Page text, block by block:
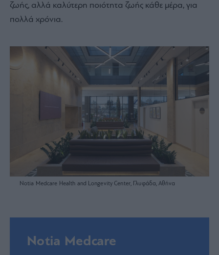
ζωής, αλλά καλύτερη ποιότητα ζωής κάθε μέρα, για
πολλά χρόνια.
Notia Medcare Ηealth and Longevity Center, Γλυφάδα, Αθήνα
Notia Medcare